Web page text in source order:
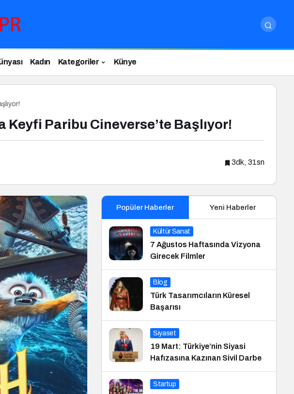
Kadın Kategoriler Künye
Paribu Cineverse’te Başlıyor!
3dk, 31sn
Popüler Haberler Yeni Haberler
Kültür Sanat
7 Ağustos Haftasında Vizyona
Girecek Filmler
Blog
Türk Tasarımcıların Küresel
Başarısı
Siyaset
19 Mart: Türkiye’nin Siyasi
Hafızasına Kazınan Sivil Darbe
Startup